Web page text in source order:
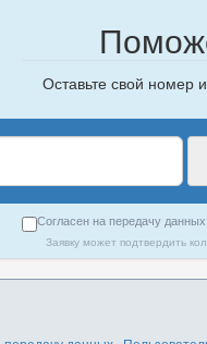
Оставьте свой номер
Согласен на передачу данных
Заявку может подтвердить